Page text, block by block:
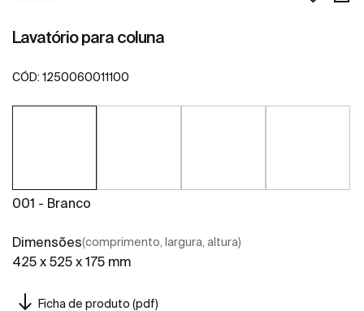
Lavatório para coluna
CÓD: 1250060011100
001 - Branco
Dimensões(comprimento, largura, altura)
425 x 525 x 175 mm
Ficha de produto (pdf)